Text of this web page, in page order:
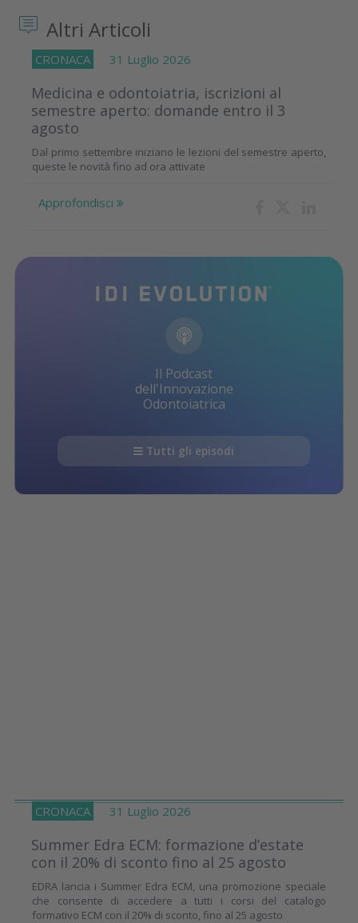
Altri Articoli
CRONACA 31 Luglio 2026
Medicina e odontoiatria, iscrizioni al
semestre aperto: domande entro il 3
agosto
Dal primo settembre iniziano le lezioni del semestre aperto,
queste le novità fino ad ora attivate
Approfondisci
Il Podcast
dell'Innovazione
Odontoiatrica
Tutti gli episodi
CRONACA 31 Luglio 2026
Summer Edra ECM: formazione d’estate
con il 20% di sconto fino al 25 agosto
EDRA lancia i Summer Edra ECM, una promozione speciale
che consente di accedere a tutti i corsi del catalogo
formativo ECM con il 20% di sconto, fino al 25 agosto